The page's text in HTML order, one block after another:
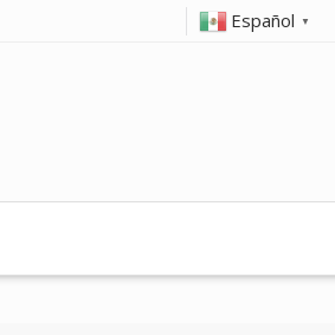
Español ▼